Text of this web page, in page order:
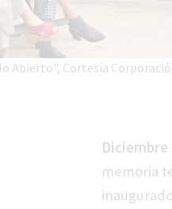
Abierto", Cortesía
Diciembre
memoria